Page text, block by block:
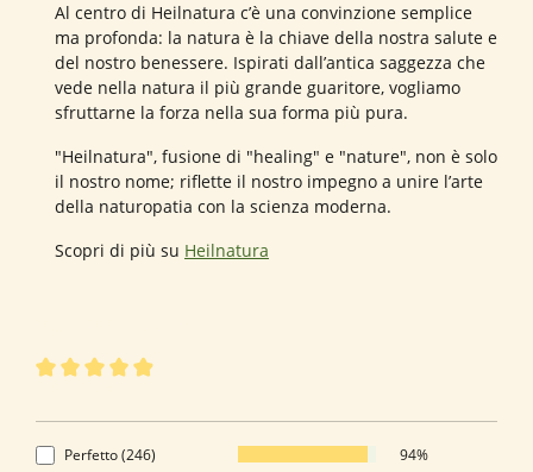
Al centro di Heilnatura c’è una convinzione semplice
ma profonda: la natura è la chiave della nostra salute e
del nostro benessere. Ispirati dall’antica saggezza che
vede nella natura il più grande guaritore, vogliamo
sfruttarne la forza nella sua forma più pura.
"Heilnatura", fusione di "healing" e "nature", non è solo
il nostro nome; riflette il nostro impegno a unire l’arte
della naturopatia con la scienza moderna.
Scopri di più su Heilnatura
Perfetto (246) 94%